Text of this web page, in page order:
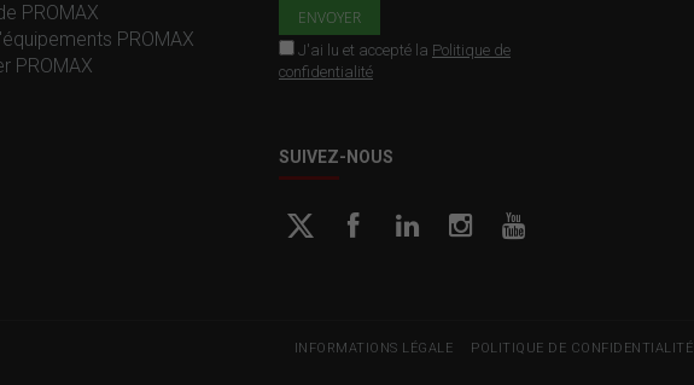
PROMAX
PROMAX
PROMAX
J'ai lu et accepté la Politique de
confidentialité
SUIVEZ-NOUS
INFORMATIONS LÉGALE POLITIQUE DE CONFIDENTIALITÉ